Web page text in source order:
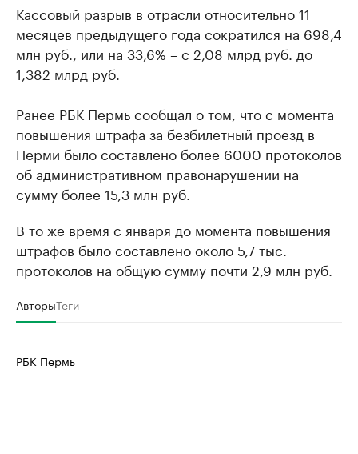
Кассовый разрыв в отрасли относительно 11
месяцев предыдущего года сократился на 698,4
млн руб., или на 33,6% – с 2,08 млрд руб. до
1,382 млрд руб.
Ранее РБК Пермь сообщал о том, что с момента
повышения штрафа за безбилетный проезд в
Перми было составлено более 6000 протоколов
об административном правонарушении на
сумму более 15,3 млн руб.
В то же время с января до момента повышения
штрафов было составлено около 5,7 тыс.
протоколов на общую сумму почти 2,9 млн руб.
АвторыТеги
РБК Пермь